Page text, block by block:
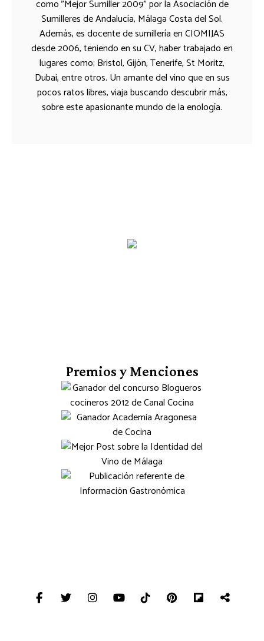
como "Mejor Sumiller 2009" por la Asociación de
Sumilleres de Andalucía, Málaga Costa del Sol.
Además, es docente de sumillería en CIOMIJAS
desde 2006, teniendo en su CV, haber trabajado en
lugares como; Bristol, Gijón, Tenerife, St Moritz,
Dubai, entre otros. Un amante del vino que en sus
pocos ratos libres, viaja buscando descubrir más,
sobre este apasionante mundo de la enología.
Premios y Menciones